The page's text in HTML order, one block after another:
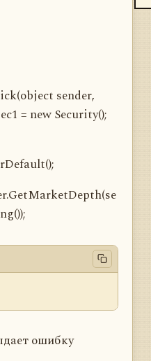
sender,
= new Security();
ошибку